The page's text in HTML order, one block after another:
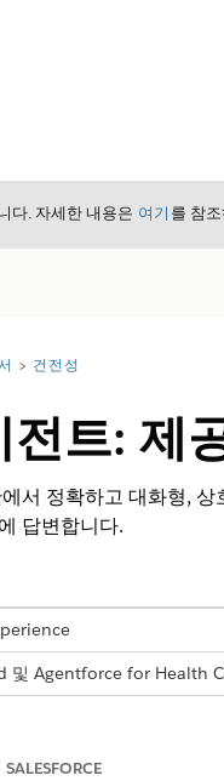
다. 자세한 내용은 여기 를 참
건전성
트: 제
서 정확하고 대화형,
답변합니다.
및 Agentforce for Health
SALESFORCE